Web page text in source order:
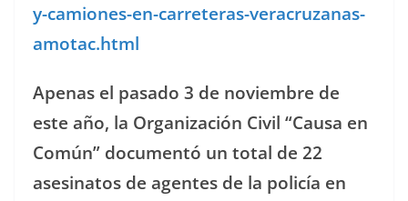
y-camiones-en-carreteras-veracruzanas-
amotac.html
Apenas el pasado 3 de noviembre de
este año, la Organización Civil “Causa en
Común” documentó un total de 22
asesinatos de agentes de la policía en